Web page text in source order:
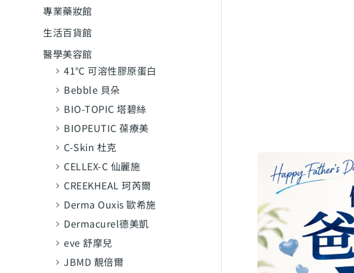
專業藥妝館
生活百貨館
醫學美容館
41℃ 可溶性膠原蛋白
Bebble 貝朵
BIO-TOPIC 塔碧絲
BIOPEUTIC 葆療美
C-Skin 杜克
CELLEX-C 仙麗施
CREEKHEAL 珂芮爾
Derma Ouxis 歐希施
Dermacurel德美凱
eve 舒摩兒
JBMD 靚倍爾